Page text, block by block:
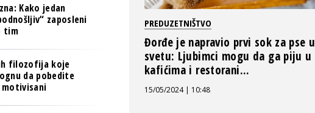
PREDUZETNIŠTVO
Đorđe je napravio prvi sok za pse u
svetu: Ljubimci mogu da ga piju u
kafićima i restorani...
15/05/2024 | 10:48
Kako jedan
zaposleni
tim
filozofija koje
da pobedite